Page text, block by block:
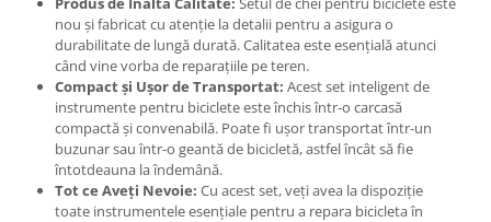
nou și fabricat cu atenție la detalii pentru a asigura o
durabilitate de lungă durată. Calitatea este esențială atunci
când vine vorba de reparațiile pe teren.
Compact și Ușor de Transportat: Acest set inteligent de
instrumente pentru biciclete este închis într-o carcasă
compactă și convenabilă. Poate fi ușor transportat într-un
buzunar sau într-o geantă de bicicletă, astfel încât să fie
întotdeauna la îndemână.
Tot ce Aveți Nevoie: Cu acest set, veți avea la dispoziție
toate instrumentele esențiale pentru a repara bicicleta în